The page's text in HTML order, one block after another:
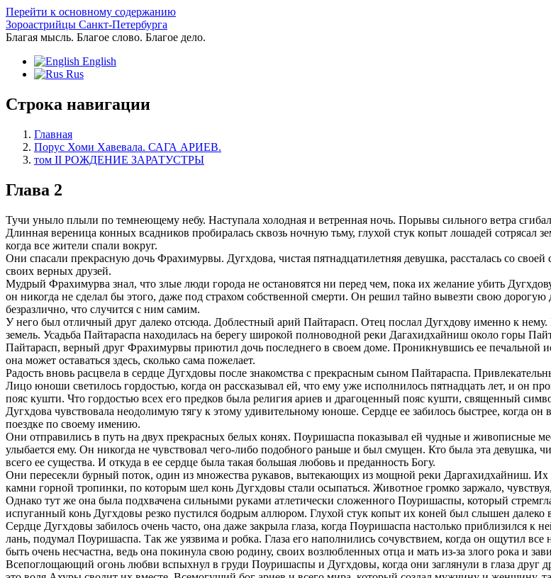
Перейти к основному содержанию
Зороастрийцы Санкт-Петербурга
Благая мысль. Благое слово. Благое дело.
English
Rus
Строка навигации
Главная
Порус Хоми Хавевала. САГА АРИЕВ.
том II РОЖДЕНИЕ ЗАРАТУСТРЫ
Глава 2
Тучи уныло плыли по темнеющему небу. Наступала холодная и ветренная ночь. Порывы сильного ветра
Длинная вереница конных всадников пробиралась сквозь ночную тьму, глухой стук копыт лошадей сотрясал
когда все жители спали вокруг.
Они спасали прекрасную дочь Фрахимурвы. Дугхдова, чистая пятнадцатилетняя девушка, рассталась со
своих верных друзей.
Мудрый Фрахимурва знал, что злые люди города не остановятся ни перед чем, пока их желание убить
он никогда не сделал бы этого, даже под страхом собственной смерти. Он решил тайно вывезти свою дорогую
безразлично, что случится с ним самим.
У него был отличный друг далеко отсюда. Доблестный арий Пайтарасп. Отец послал Дугхдову именно к
земель. Усадьба Пайтараспа находилась на берегу широкой полноводной реки Дагахидхайниш около горы
Пайтарасп, верный друг Фрахимурвы приютил дочь последнего в своем доме. Проникнувшись ее печальной
она может оставаться здесь, сколько сама пожелает.
Радость вновь расцвела в сердце Дугхдовы после знакомства с прекрасным сыном Пайтараспа.
Лицо юноши светилось гордостью, когда он рассказывал ей, что ему уже исполнилось пятнадцать лет, и он
пояс кушти. Что гордостью всех его предков была религия ариев и драгоценный пояс кушти, священный
Дугхдова чувствовала неодолимую тягу к этому удивительному юноше. Сердце ее забилось быстрее, когда
поездке по своему имению.
Они отправились в путь на двух прекрасных белых конях. Поуришаспа показывал ей чудные и живописные
улыбается ему. Он никогда не чувствовал чего-либо подобного раньше и был смущен. Кто была эта девушка,
всего ее существа. И откуда в ее сердце была такая большая любовь и преданность Богу.
Они пересекли бурный поток, один из множества рукавов, вытекающих из мощной реки Даргахидхайниш.
камни горной тропинки, по которым шел конь Дугхдовы стали осыпаться. Животное громко заржало,
Однако тут же она была подхвачена сильными руками атлетически сложенного Поуришаспы, который
испуганный конь Дугхдовы резко пустился бодрым аллюром. Глухой стук копыт их коней был слышен далеко
Сердце Дугхдовы забилось очень часто, она даже закрыла глаза, когда Поуришаспа настолько приблизился к
лань, подумал Поуришаспа. Так же уязвима и робка. Глаза его наполнились сочувствием, когда он ощутил
быть очень несчастна, ведь она покинула свою родину, своих возлюбленных отца и мать из-за злого рока и
Всепоглощающий огонь любви вспыхнул в груди Поуришаспы и Дугхдовы, когда они заглянули в глаза